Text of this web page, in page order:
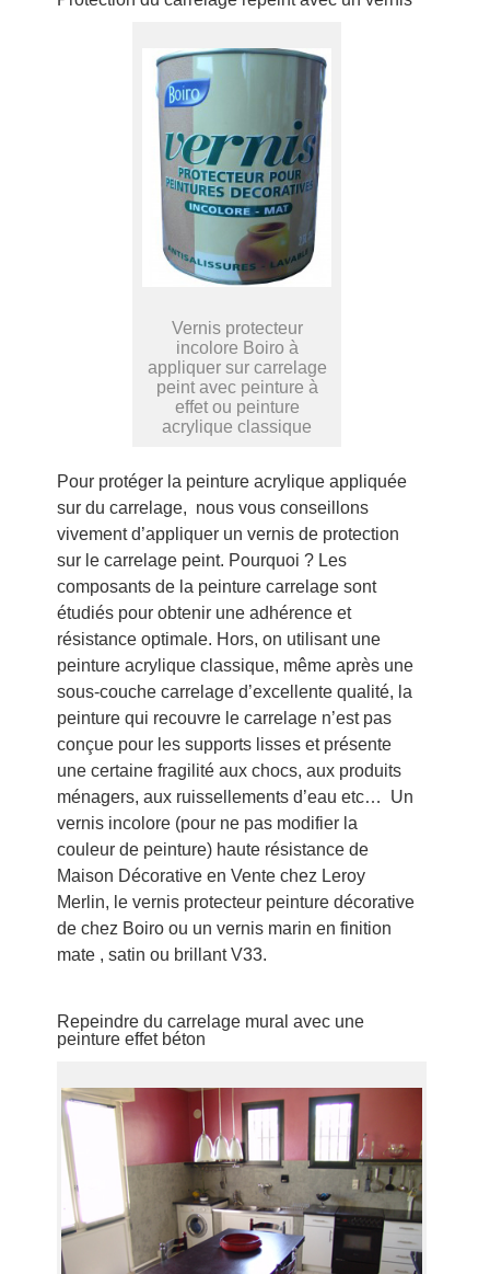
Vernis protecteur
incolore Boiro à
appliquer sur carrelage
peint avec peinture à
effet ou peinture
acrylique classique
Pour protéger la peinture acrylique appliquée
sur du carrelage, nous vous conseillons
vivement d’appliquer un vernis de protection
sur le carrelage peint. Pourquoi ? Les
composants de la peinture carrelage sont
étudiés pour obtenir une adhérence et
résistance optimale. Hors, on utilisant une
peinture acrylique classique, même après une
sous-couche carrelage d’excellente qualité, la
peinture qui recouvre le carrelage n’est pas
conçue pour les supports lisses et présente
une certaine fragilité aux chocs, aux produits
ménagers, aux ruissellements d’eau etc… Un
vernis incolore (pour ne pas modifier la
couleur de peinture) haute résistance de
Maison Décorative en Vente chez Leroy
Merlin, le vernis protecteur peinture décorative
de chez Boiro ou un vernis marin en finition
mate , satin ou brillant V33.
Repeindre du carrelage mural avec une
peinture effet béton